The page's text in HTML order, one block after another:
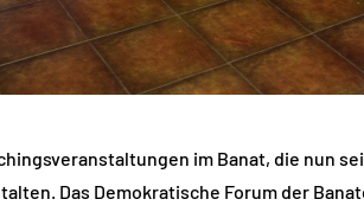
im Banat, die nun
Das Demokratische Forum der